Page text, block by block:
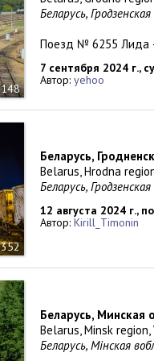
148
Беларусь,
Поезд № 6255 Лида
7 сентября 2024 г.,
Автор: yehoo
352
Беларусь,
Belarus, Hrodna
Беларусь,
12 августа 2024 г.,
Автор: Kirill_Timonin
Беларусь, Минская
Belarus, Minsk
Беларусь, Мiнская